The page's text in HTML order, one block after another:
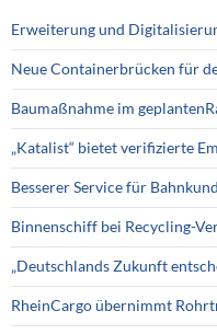
Erweiterung und
Neue Containerbrücken für
Baumaßnahme im
„Katalist“ bietet verifizierte
Besserer Service für
Binnenschiff bei Recycling-
„Deutschlands Zukunft
RheinCargo übernimmt